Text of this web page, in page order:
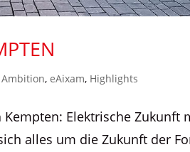
Ambition,eAixam, Highlights
Elektrische Zukunft
alles um die Zukunft der